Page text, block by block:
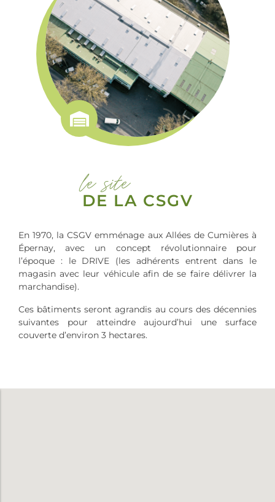
le site
DE LA CSGV
En 1970, la CSGV emménage aux Allées de Cumières à
Épernay, avec un concept révolutionnaire pour
l’époque : le DRIVE (les adhérents entrent dans le
magasin avec leur véhicule afin de se faire délivrer la
marchandise).
Ces bâtiments seront agrandis au cours des décennies
suivantes pour atteindre aujourd’hui une surface
couverte d’environ 3 hectares.